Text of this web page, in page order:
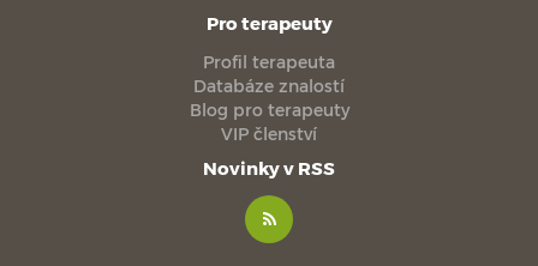
Pro terapeuty
Profil terapeuta
Databáze znalostí
Blog pro terapeuty
VIP členství
Novinky v RSS